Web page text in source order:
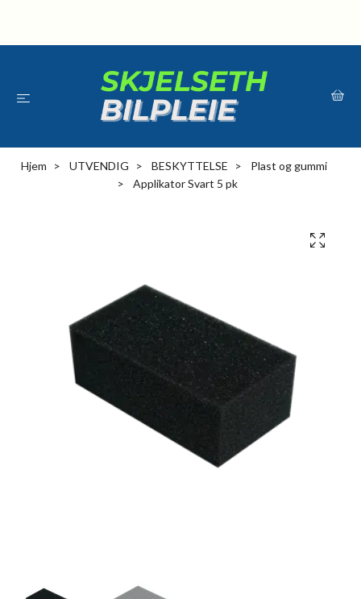
Hjem UTVENDIG BESKYTTELSE
Plast og gummi
Applikator Svart 5 pk